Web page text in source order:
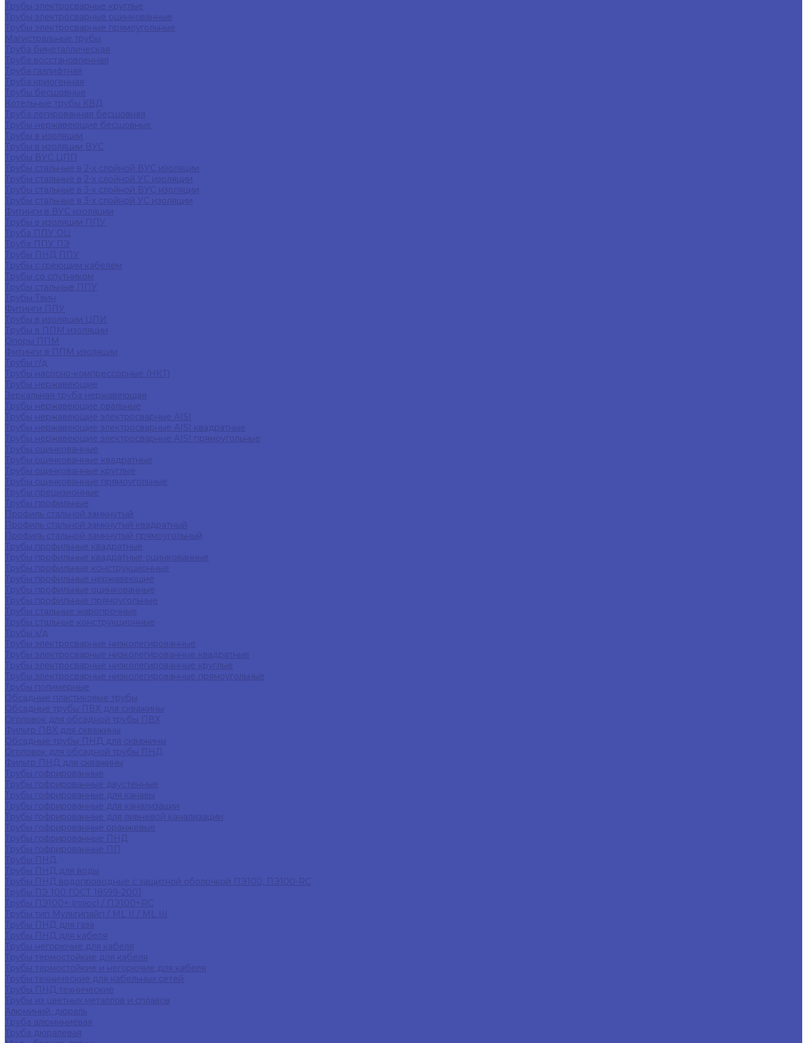
Трубы электросварные круглые
Трубы электросварные оцинкованные
Трубы электросварные прямоугольные
Магистральные трубы
Труба биметаллическая
Труба восстановленная
Труба газлифтная
Труба криогенная
Трубы бесшовные
Котельные трубы КВД
Труба легированная бесшовная
Трубы нержавеющие бесшовные
Трубы в изоляции
Трубы в изоляции ВУС
Трубы ВУС ЦПП
Трубы стальные в 2-х слойной ВУС изоляции
Трубы стальные в 2-х слойной УС изоляции
Трубы стальные в 3-х слойной ВУС изоляции
Трубы стальные в 3-х слойной УС изоляции
Фитинги в ВУС изоляции
Трубы в изоляции ППУ
Труба ППУ ОЦ
Труба ППУ ПЭ
Трубы ПНД ППУ
Трубы с греющим кабелем
Трубы со спутником
Трубы стальные ППУ
Трубы Твин
Фитинги ППУ
Трубы в изоляции ЦПИ
Трубы в ППМ изоляции
Опоры ППМ
Фитинги в ППМ изоляции
Трубы г/д
Трубы насосно-компрессорные (НКТ)
Трубы нержавеющие
Зеркальная труба нержавеющая
Трубы нержавеющие овальные
Трубы нержавеющие электросварные AISI
Трубы нержавеющие электросварные AISI квадратные
Трубы нержавеющие электросварные AISI прямоугольные
Трубы оцинкованные
Трубы оцинкованные квадратные
Трубы оцинкованные круглые
Трубы оцинкованные прямоугольные
Трубы прецизионные
Трубы профильные
Профиль стальной замкнутый
Профиль стальной замкнутый квадратный
Профиль стальной замкнутый прямоугольный
Трубы профильные квадратные
Трубы профильные квадратные оцинкованные
Трубы профильные конструкционные
Трубы профильные нержавеющие
Трубы профильные оцинкованные
Трубы профильные прямоугольные
Трубы стальные жаропрочные
Трубы стальные конструкционные
Трубы х/д
Трубы электросварные низколегированные
Трубы электросварные низколегированные квадратные
Трубы электросварные низколегированные круглые
Трубы электросварные низколегированные прямоугольные
Трубы полимерные
Обсадные пластиковые трубы
Обсадные трубы ПВХ для скважины
Оголовок для обсадной трубы ПВХ
Фильтр ПВХ для скважины
Обсадные трубы ПНД для скважины
Оголовок для обсадной трубы ПНД
Фильтр ПНД для скважины
Трубы гофрированные
Трубы гофрированные двустенные
Трубы гофрированные для канавы
Трубы гофрированные для канализации
Трубы гофрированные для ливневой канализации
Трубы гофрированные оранжевые
Трубы гофрированные ПНД
Трубы гофрированные ПП
Трубы ПНД
Трубы ПНД для воды
Трубы ПНД водопроводные с защитной оболочкой ПЭ100, ПЭ100-RC
Трубы ПЭ 100 ГОСТ 18599-2001
Трубы ПЭ100+ (плюс) / ПЭ100+RC
Трубы тип Мультипайп / ML II / ML III
Трубы ПНД для газа
Трубы ПНД для кабеля
Трубы негорючие для кабеля
Трубы термостойкие для кабеля
Трубы термостойкие и негорючие для кабеля
Трубы технические для кабельных сетей
Трубы ПНД технические
Трубы из цветных металлов и сплавов
Алюминий, дюраль
Труба алюминиевая
Труба дюралевая